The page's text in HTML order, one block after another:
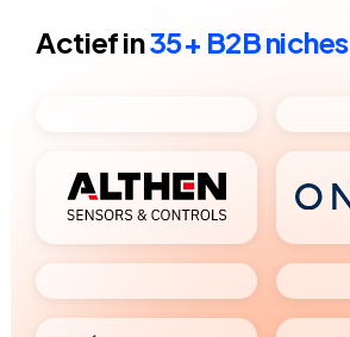
Actief in35+ B2B niches